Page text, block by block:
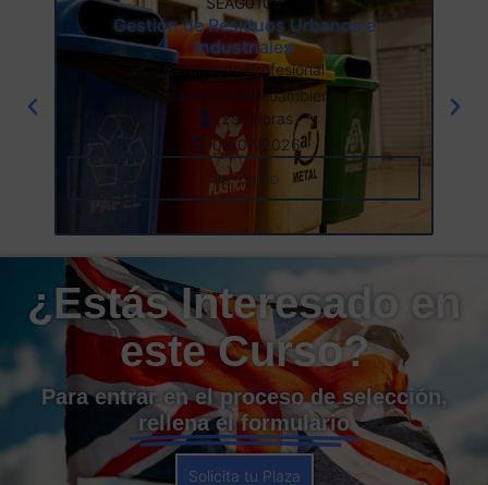
Gestión de Residuos Urbanos e
Industriales
Certificado Profesional
Seguridad y Medioambiente
291 Horas
02/07/2026
Ver Curso
¿Estás Interesado en
este Curso?
Para entrar en el proceso de selección,
rellena el formulario
Solicita tu Plaza